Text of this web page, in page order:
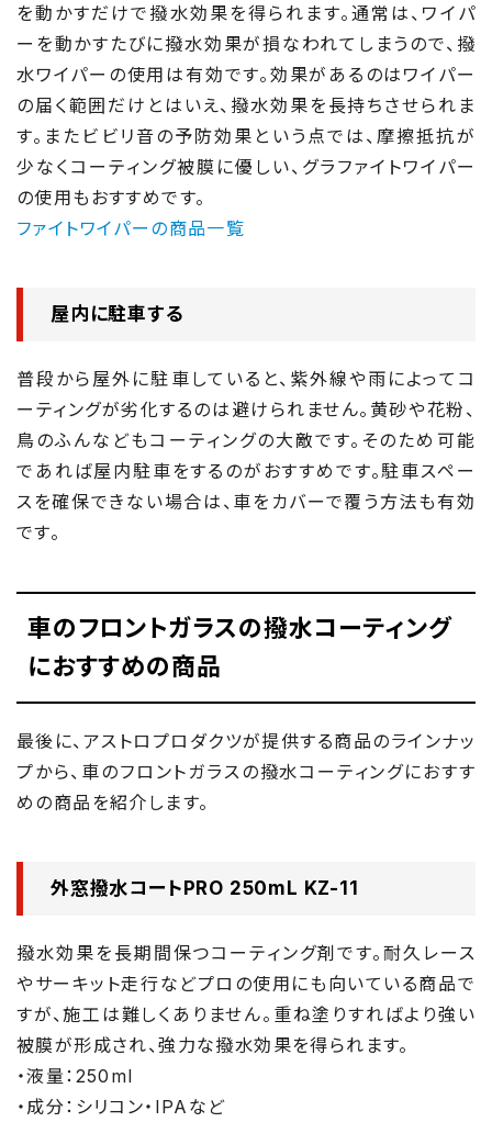
を動かすだけで撥水効果を得られます。通常は、ワイパ
ーを動かすたびに撥水効果が損なわれてしまうので、撥
水ワイパーの使用は有効です。効果があるのはワイパー
の届く範囲だけとはいえ、撥水効果を長持ちさせられま
す。またビビリ音の予防効果という点では、摩擦抵抗が
少なくコーティング被膜に優しい、グラファイトワイパー
の使用もおすすめです。
ファイトワイパーの商品一覧
屋内に駐車する
普段から屋外に駐車していると、紫外線や雨によってコ
ーティングが劣化するのは避けられません。黄砂や花粉、
鳥のふんなどもコーティングの大敵です。そのため可能
であれば屋内駐車をするのがおすすめです。駐車スペー
スを確保できない場合は、車をカバーで覆う方法も有効
です。
車のフロントガラスの撥水コーティング
におすすめの商品
最後に、アストロプロダクツが提供する商品のラインナッ
プから、車のフロントガラスの撥水コーティングにおすす
めの商品を紹介します。
外窓撥水コートPRO 250mL KZ-11
撥水効果を長期間保つコーティング剤です。耐久レース
やサーキット走行などプロの使用にも向いている商品で
すが、施工は難しくありません。重ね塗りすればより強い
被膜が形成され、強力な撥水効果を得られます。
・液量：250ml
・成分：シリコン・IPAなど